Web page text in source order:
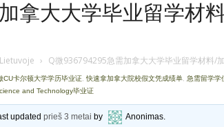
拿大大学毕业留学材
› Q微936794295急需加拿大大学毕业留学材料/
卡尔顿大学学历毕业证 快速拿加拿大院校假文凭成绩单 急需留学学
and Technology毕业证
updatedprieš 3 metai by Anonimas.